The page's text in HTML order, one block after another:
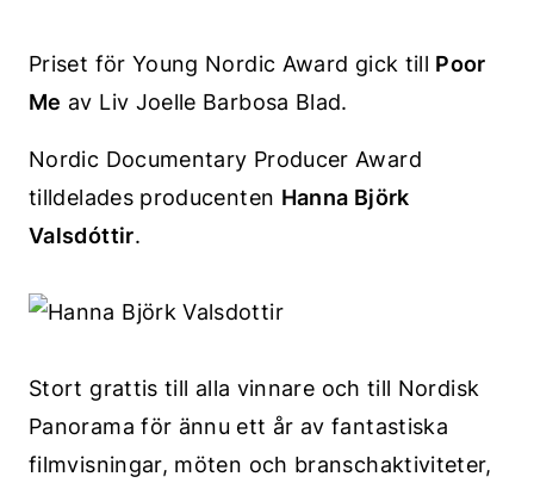
Priset för Young Nordic Award gick till Poor
Me av Liv Joelle Barbosa Blad.
Nordic Documentary Producer Award
tilldelades producenten Hanna Björk
Valsdóttir.
Stort grattis till alla vinnare och till Nordisk
Panorama för ännu ett år av fantastiska
filmvisningar, möten och branschaktiviteter,